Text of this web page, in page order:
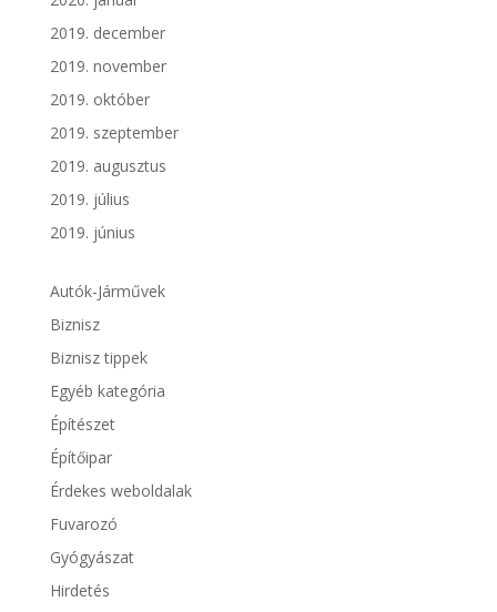
2019. december
2019. november
2019. október
2019. szeptember
2019. augusztus
2019. július
2019. június
Autók-Járművek
Biznisz
Biznisz tippek
Egyéb kategória
Építészet
Építőipar
Érdekes weboldalak
Fuvarozó
Gyógyászat
Hirdetés